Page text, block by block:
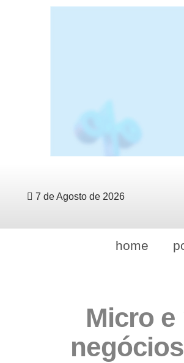
7 de Agosto de 2026
home
Micro e